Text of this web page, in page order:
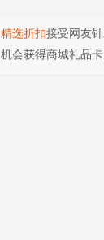
精选折扣接受网友
机会获得商城礼品卡